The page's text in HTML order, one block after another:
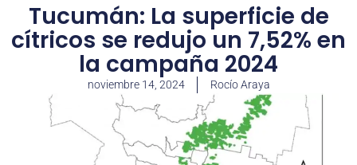
Tucumán: La superficie de
cítricos se redujo un 7,52% en
la campaña 2024
noviembre 14, 2024 Rocío Araya